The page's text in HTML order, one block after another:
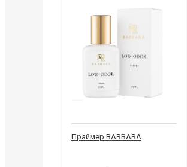
Праймер BARBARA